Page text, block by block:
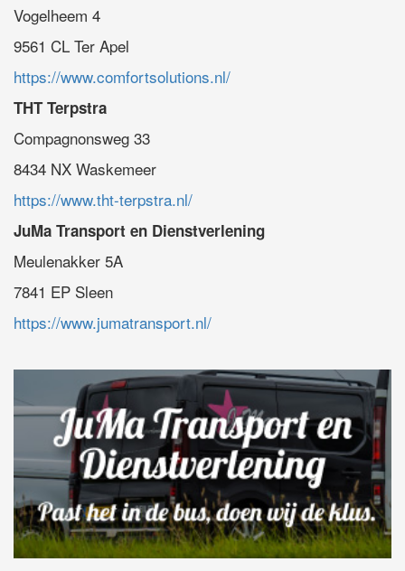
Vogelheem 4
9561 CL Ter Apel
https://www.comfortsolutions.nl/
THT Terpstra
Compagnonsweg 33
8434 NX Waskemeer
https://www.tht-terpstra.nl/
JuMa Transport en Dienstverlening
Meulenakker 5A
7841 EP Sleen
https://www.jumatransport.nl/